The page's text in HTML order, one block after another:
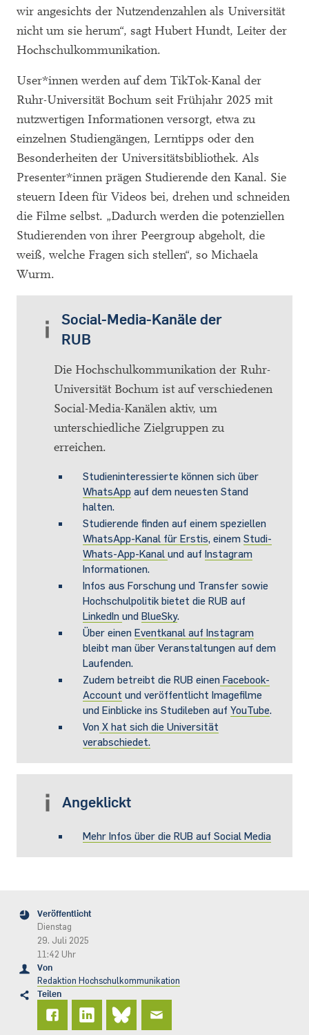
wir angesichts der Nutzendenzahlen als Universität
nicht um sie herum“, sagt Hubert Hundt, Leiter der
Hochschulkommunikation.
User*innen werden auf dem TikTok-Kanal der
Ruhr-Universität Bochum seit Frühjahr 2025 mit
nutzwertigen Informationen versorgt, etwa zu
einzelnen Studiengängen, Lerntipps oder den
Besonderheiten der Universitätsbibliothek. Als
Presenter*innen prägen Studierende den Kanal. Sie
steuern Ideen für Videos bei, drehen und schneiden
die Filme selbst. „Dadurch werden die potenziellen
Studierenden von ihrer Peergroup abgeholt, die
weiß, welche Fragen sich stellen“, so Michaela
Wurm.
Social-Media-Kanäle der
RUB
Die Hochschulkommunikation der Ruhr-
Universität Bochum ist auf verschiedenen
Social-Media-Kanälen aktiv, um
unterschiedliche Zielgruppen zu
erreichen.
Studieninteressierte können sich über
WhatsApp auf dem neuesten Stand
halten.
Studierende finden auf einem speziellen
WhatsApp-Kanal für Erstis, einem Studi-
Whats-App-Kanal und auf Instagram
Informationen.
Infos aus Forschung und Transfer sowie
Hochschulpolitik bietet die RUB auf
LinkedIn und BlueSky.
Über einen Eventkanal auf Instagram
bleibt man über Veranstaltungen auf dem
Laufenden.
Zudem betreibt die RUB einen Facebook-
Account und veröffentlicht Imagefilme
und Einblicke ins Studileben auf YouTube.
Von X hat sich die Universität
verabschiedet.
Angeklickt
Mehr Infos über die RUB auf Social Media
Veröffentlicht
Dienstag
29. Juli 2025
11:42 Uhr
Von
Redaktion Hochschulkommunikation
Teilen